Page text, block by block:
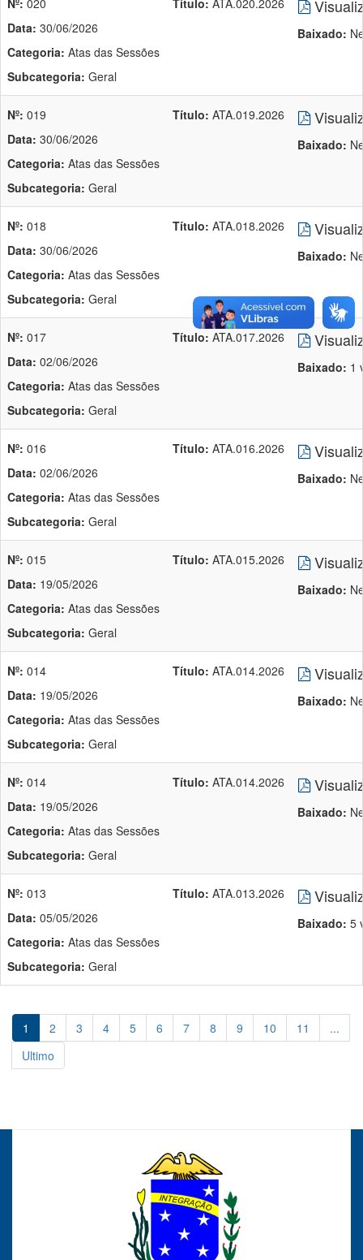
Nº: 020
Data: 30/06/2026
Categoria: Atas das Sessões
Subcategoria: Geral
Título: ATA.020.2026
Baixado:
Nº: 019
Data: 30/06/2026
Categoria: Atas das Sessões
Subcategoria: Geral
Título: ATA.019.2026
Baixado:
Nº: 018
Data: 30/06/2026
Categoria: Atas das Sessões
Subcategoria: Geral
Título: ATA.018.2026
Baixado:
Nº: 017
Data: 02/06/2026
Categoria: Atas das Sessões
Subcategoria: Geral
Título: ATA.017.2026
Baixado: 1
Nº: 016
Data: 02/06/2026
Categoria: Atas das Sessões
Subcategoria: Geral
Título: ATA.016.2026
Baixado:
Nº: 015
Data: 19/05/2026
Categoria: Atas das Sessões
Subcategoria: Geral
Título: ATA.015.2026
Baixado:
Nº: 014
Data: 19/05/2026
Categoria: Atas das Sessões
Subcategoria: Geral
Título: ATA.014.2026
Baixado:
Nº: 014
Data: 19/05/2026
Categoria: Atas das Sessões
Subcategoria: Geral
Título: ATA.014.2026
Baixado:
Nº: 013
Data: 05/05/2026
Categoria: Atas das Sessões
Subcategoria: Geral
Título: ATA.013.2026
Baixado: 5
1 2 3 4 5 6 7 8 9 10 11
...
Ultimo